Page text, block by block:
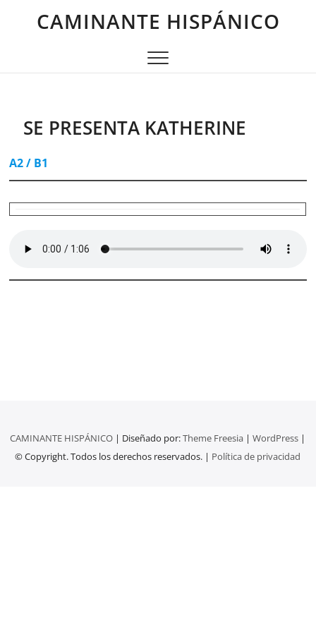
CAMINANTE HISPÁNICO
SE PRESENTA KATHERINE
A2 / B1
CAMINANTE HISPÁNICO | Diseñado por:Theme Freesia |WordPress |
© Copyright. Todos los derechos reservados. | Política de privacidad